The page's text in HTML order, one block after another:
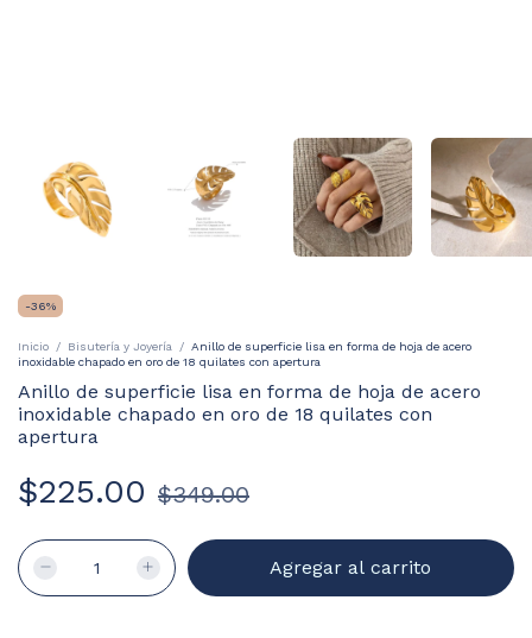
-36%
Inicio / Bisutería y Joyería / Anillo de superficie lisa en forma de hoja de acero
inoxidable chapado en oro de 18 quilates con apertura
Anillo de superficie lisa en forma de hoja de acero
inoxidable chapado en oro de 18 quilates con
apertura
$225.00 $349.00